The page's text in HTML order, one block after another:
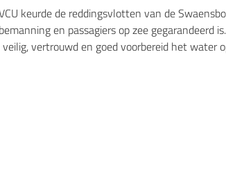
keurde de reddingsvlotten van de
en passagiers op zee gegarandeerd
vertrouwd en goed voorbereid het water